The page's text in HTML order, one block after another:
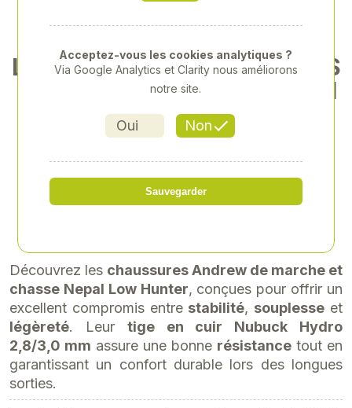
LÉGÈRES ET IMPERMÉABLES
POUR LA MARCHE ET LA CH
ASSE
Référence: 512034P421
264,00 € TTC
Découvrez les chaussures Andrew de marche et
chasse Nepal Low Hunter, conçues pour offrir un
excellent compromis entre stabilité, souplesse et
légèreté. Leur tige en cuir Nubuck Hydro
2,8/3,0 mm assure une bonne résistance tout en
garantissant un confort durable lors des longues
sorties.
Oui Non
Acceptez-vous les cookies analytiques ?
Via Google Analytics et Clarity nous améliorons
notre site.
Sauvegarder